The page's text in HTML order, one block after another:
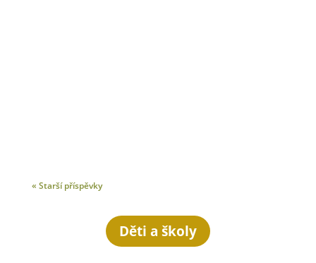
« Starší příspěvky
Děti a školy